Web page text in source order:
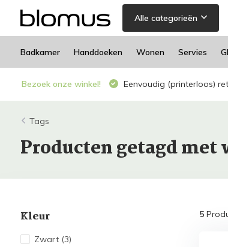
Alle categorieën
Badkamer Handdoeken Wonen Servies
Bezoek onze winkel! Eenvoudig (printerloos)
Tags
Producten getagd met
Kleur
Zwart (3)
5